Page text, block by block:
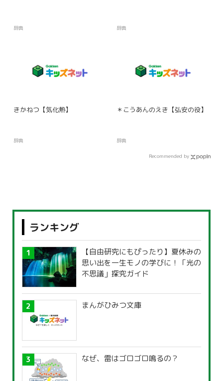
辞典 辞典
きかねつ【気化熱】
辞典
＊こうあんのえき【弘安の役】
辞典
Recommended by
ランキング
【自由研究にもぴったり】夏休みの
思い出を一生モノの学びに！「光の
不思議」探究ガイド
まんがひみつ文庫
なぜ、雷はゴロゴロ鳴るの？